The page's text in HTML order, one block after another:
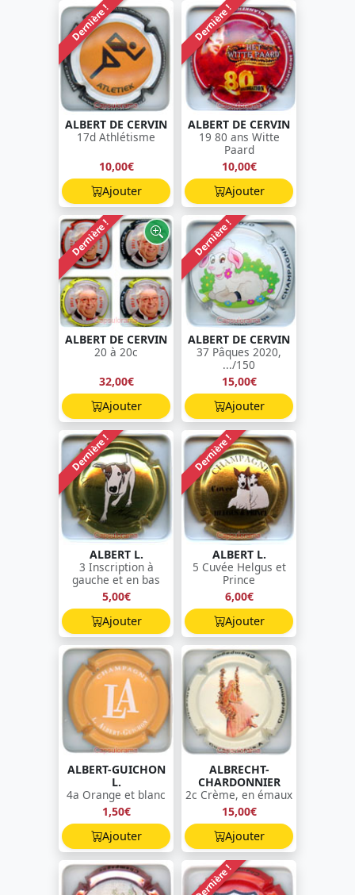
Dernière !
ALBERT DE CERVIN
17d Athlétisme
10,00€
Ajouter
Dernière !
ALBERT DE CERVIN
19 80 ans Witte
Paard
10,00€
Ajouter
Dernière !
ALBERT DE CERVIN
20 à 20c
32,00€
Ajouter
Dernière !
ALBERT DE CERVIN
37 Pâques 2020,
.../150
15,00€
Ajouter
Dernière !
ALBERT L.
3 Inscription à
gauche et en bas
5,00€
Ajouter
Dernière !
ALBERT L.
5 Cuvée Helgus et
Prince
6,00€
Ajouter
ALBERT-GUICHON
L.
4a Orange et blanc
1,50€
Ajouter
ALBRECHT-
CHARDONNIER
2c Crème, en émaux
15,00€
Ajouter
Dernière !